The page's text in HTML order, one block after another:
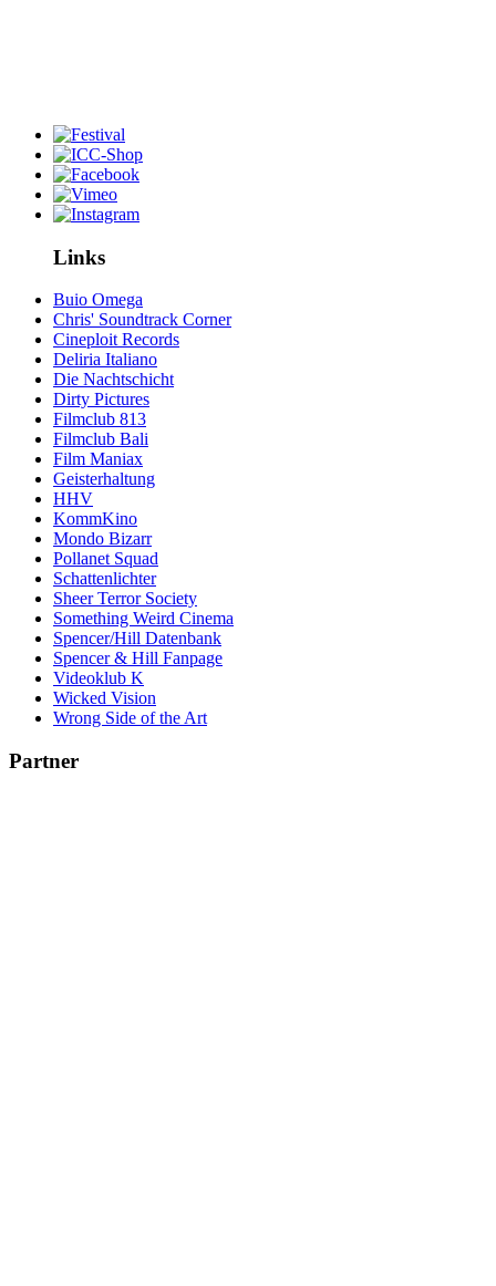
Links
Buio Omega
Chris' Soundtrack Corner
Cineploit Records
Deliria Italiano
Die Nachtschicht
Dirty Pictures
Filmclub 813
Filmclub Bali
Film Maniax
Geisterhaltung
HHV
KommKino
Mondo Bizarr
Pollanet Squad
Schattenlichter
Sheer Terror Society
Something Weird Cinema
Spencer/Hill Datenbank
Spencer & Hill Fanpage
Videoklub K
Wicked Vision
Wrong Side of the Art
Partner